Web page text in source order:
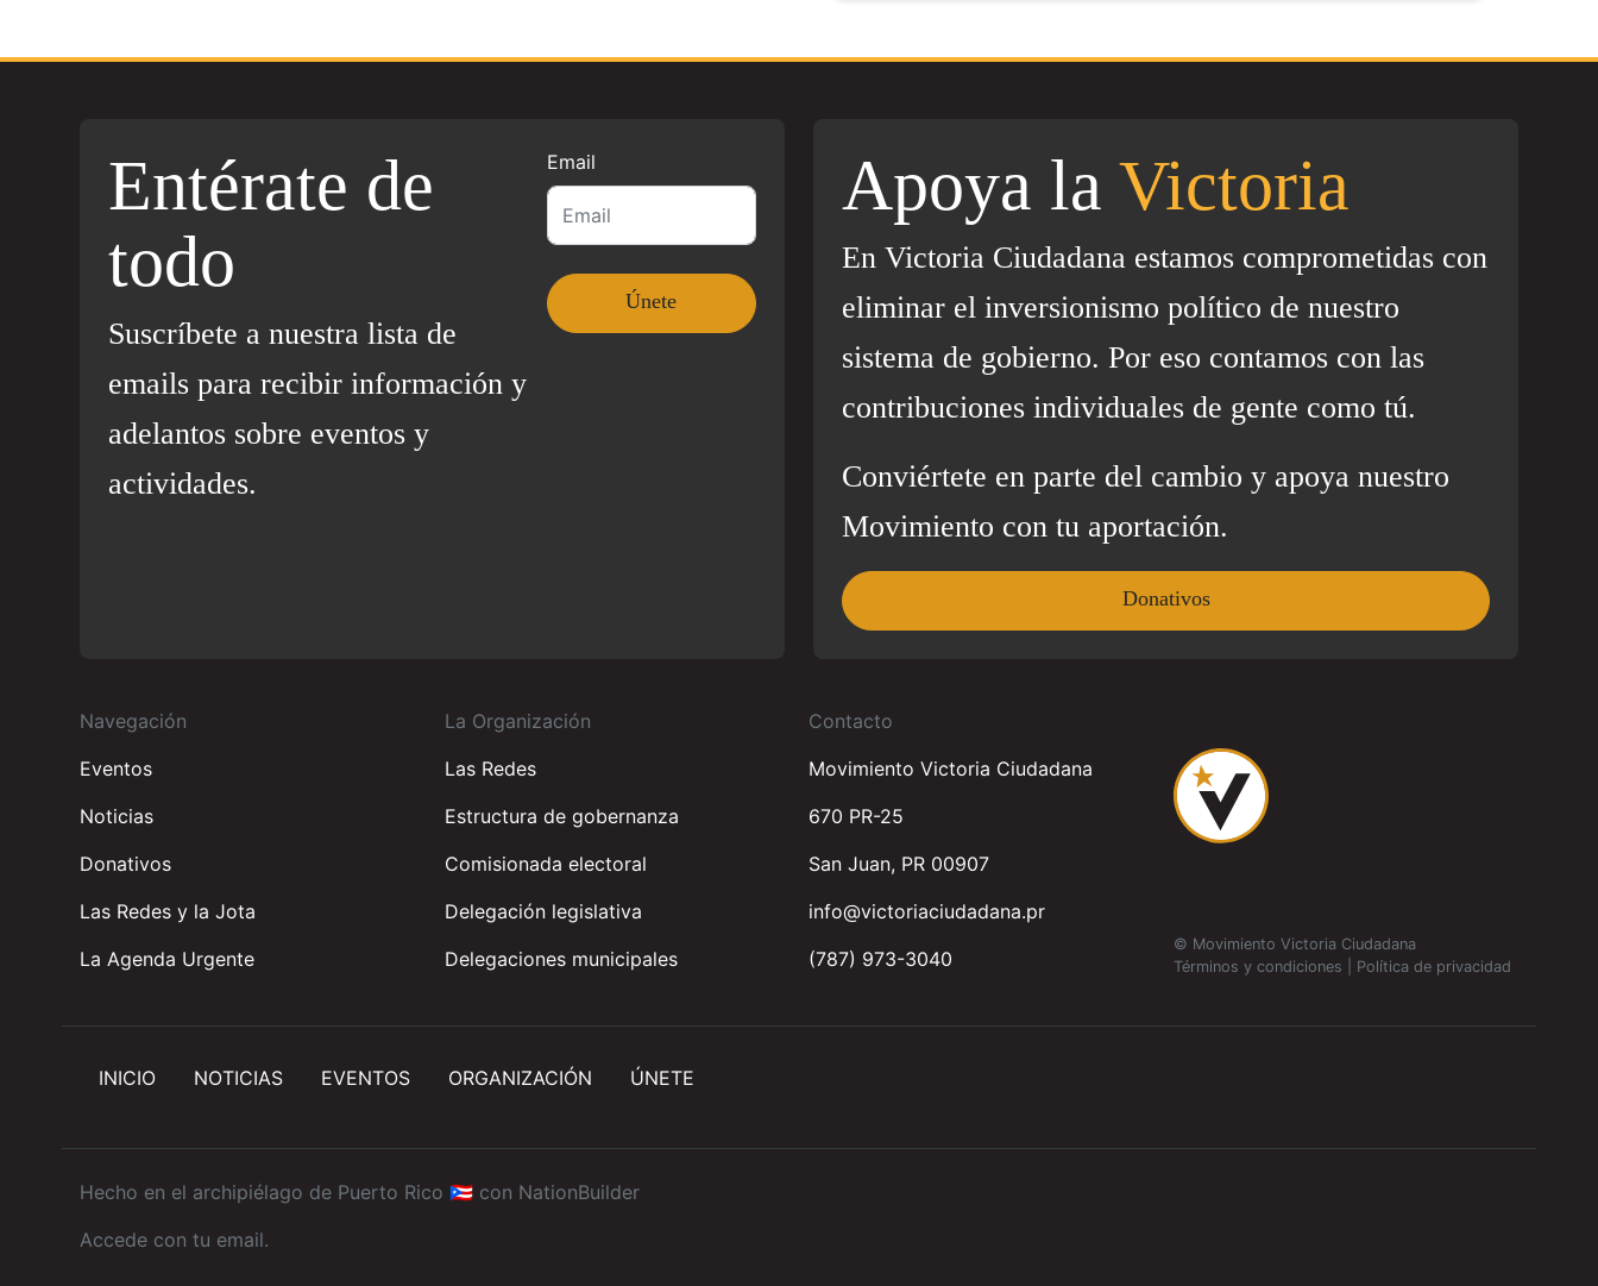
Entérate de
todo
Suscríbete a nuestra lista de
emails para recibir información y
adelantos sobre eventos y
actividades.
Email Apoya la Victoria
En Victoria Ciudadana estamos comprometidas con
eliminar el inversionismo político de nuestro
sistema de gobierno. Por eso contamos con las
contribuciones individuales de gente como tú.
Conviértete en parte del cambio y apoya nuestro
Movimiento con tu aportación.
Donativos
Navegación
Eventos
Noticias
Donativos
Las Redes y la Jota
La Agenda Urgente
La Organización
Las Redes
Estructura de gobernanza
Comisionada electoral
Delegación legislativa
Delegaciones municipales
Contacto
Movimiento Victoria Ciudadana
670 PR-25
San Juan, PR 00907
info@victoriaciudadana.pr
(787) 973-3040
© Movimiento Victoria Ciudadana
Términos y condiciones
Política de privacidad
INICIO NOTICIAS EVENTOS ORGANIZACIÓN ÚNETE
Hecho en el archipiélago de Puerto Rico 🇵🇷 con NationBuilder
Accede con tu email.